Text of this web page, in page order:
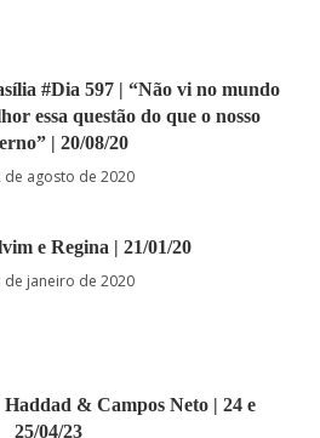
#Dia 597 | “Não vi no mundo
essa questão do que o nosso
| 20/08/20
de agosto de 2020
e Regina | 21/01/20
de janeiro de 2020
Haddad & Campos Neto | 24 e
25/04/23